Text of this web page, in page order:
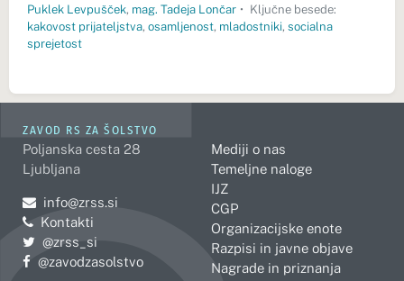
Puklek Levpušček, mag. Tadeja Lončar • Ključne besede:
kakovost prijateljstva, osamljenost, mladostniki, socialna
sprejetost
ZAVOD RS ZA ŠOLSTVO
Poljanska cesta 28
Ljubljana
Pošljite e-mail na
info@zrss.si
Kontakti
Pojdite na Twitter:
@zrss_si
Pojdite na Facebook:
@zavodzasolstvo
Mediji o nas
Temeljne naloge
IJZ
CGP
Organizacijske enote
Razpisi in javne objave
Nagrade in priznanja